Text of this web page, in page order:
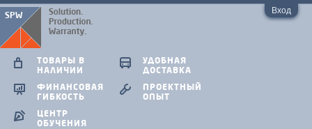
Вход
ТОВАРЫ В
НАЛИЧИИ
УДОБНАЯ
ДОСТАВКА
ФИНАНСОВАЯ
ГИБКОСТЬ
ПРОЕКТНЫЙ
ОПЫТ
ЦЕНТР
ОБУЧЕНИЯ